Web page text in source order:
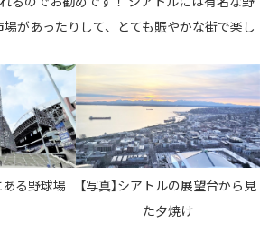
があったりして、とても賑やかな街で楽し
ある野球場
【写真】シアトルの展望台から見
た夕焼け